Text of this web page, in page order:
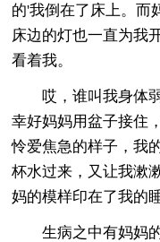
的'我倒在了床上。而
床边的灯也一直为我
看着我。
哎，谁叫我身体弱
幸好妈妈用盆子接住
怜爱焦急的样子，我
杯水过来，又让我漱
妈的模样印在了我的
生病之中有妈妈的